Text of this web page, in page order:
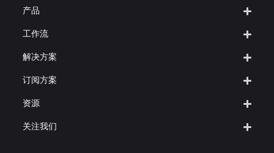
产品
工作流
解决方案
订阅方案
资源
关注我们